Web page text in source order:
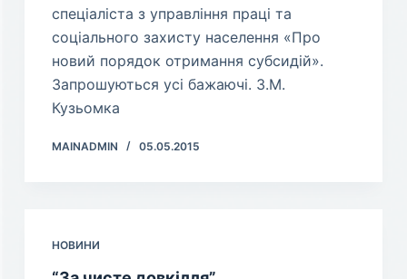
спеціаліста з управління праці та
соціального захисту населення «Про
новий порядок отримання субсидій».
Запрошуються усі бажаючі. З.М.
Кузьомка
MAINADMIN 05.05.2015
НОВИНИ